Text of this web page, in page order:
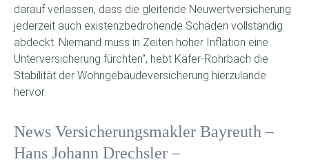
darauf verlassen, dass die gleitende Neuwertversicherung
jederzeit auch existenzbedrohende Schäden vollständig
abdeckt. Niemand muss in Zeiten hoher Inflation eine
Unterversicherung fürchten“, hebt Käfer-Rohrbach die
Stabilität der Wohngebäudeversicherung hierzulande
hervor.
News Versicherungsmakler Bayreuth –
Hans Johann Drechsler –